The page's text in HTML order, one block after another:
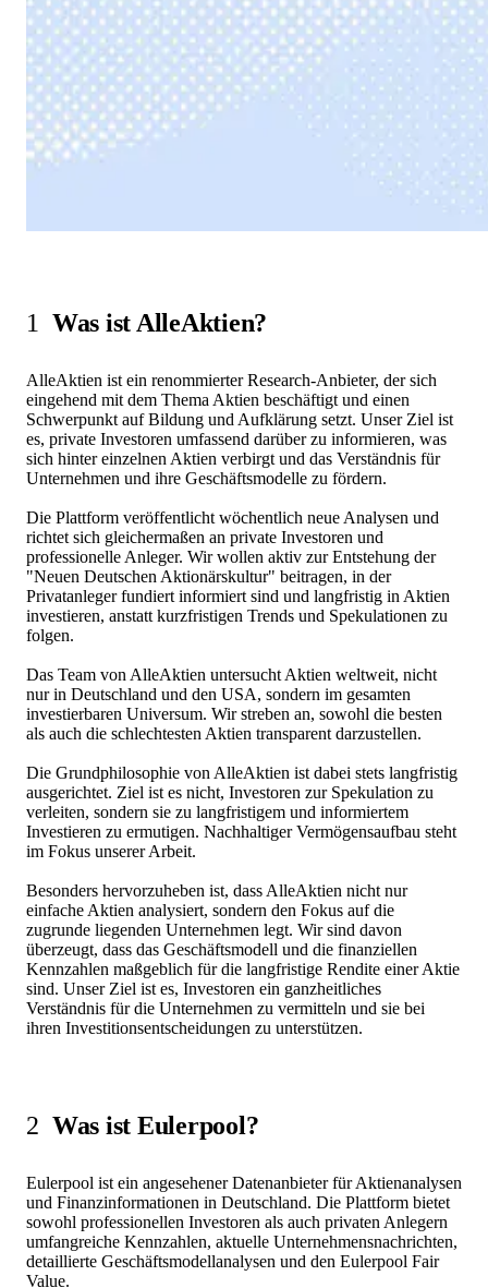
1 Was ist AlleAktien?
AlleAktien ist ein renommierter Research-Anbieter, der sich
eingehend mit dem Thema Aktien beschäftigt und einen
Schwerpunkt auf Bildung und Aufklärung setzt. Unser Ziel ist
es, private Investoren umfassend darüber zu informieren, was
sich hinter einzelnen Aktien verbirgt und das Verständnis für
Unternehmen und ihre Geschäftsmodelle zu fördern.
Die Plattform veröffentlicht wöchentlich neue Analysen und
richtet sich gleichermaßen an private Investoren und
professionelle Anleger. Wir wollen aktiv zur Entstehung der
"Neuen Deutschen Aktionärskultur" beitragen, in der
Privatanleger fundiert informiert sind und langfristig in Aktien
investieren, anstatt kurzfristigen Trends und Spekulationen zu
folgen.
Das Team von AlleAktien untersucht Aktien weltweit, nicht
nur in Deutschland und den USA, sondern im gesamten
investierbaren Universum. Wir streben an, sowohl die besten
als auch die schlechtesten Aktien transparent darzustellen.
Die Grundphilosophie von AlleAktien ist dabei stets langfristig
ausgerichtet. Ziel ist es nicht, Investoren zur Spekulation zu
verleiten, sondern sie zu langfristigem und informiertem
Investieren zu ermutigen. Nachhaltiger Vermögensaufbau steht
im Fokus unserer Arbeit.
Besonders hervorzuheben ist, dass AlleAktien nicht nur
einfache Aktien analysiert, sondern den Fokus auf die
zugrunde liegenden Unternehmen legt. Wir sind davon
überzeugt, dass das Geschäftsmodell und die finanziellen
Kennzahlen maßgeblich für die langfristige Rendite einer Aktie
sind. Unser Ziel ist es, Investoren ein ganzheitliches
Verständnis für die Unternehmen zu vermitteln und sie bei
ihren Investitionsentscheidungen zu unterstützen.
2 Was ist Eulerpool?
Eulerpool ist ein angesehener Datenanbieter für Aktienanalysen
und Finanzinformationen in Deutschland. Die Plattform bietet
sowohl professionellen Investoren als auch privaten Anlegern
umfangreiche Kennzahlen, aktuelle Unternehmensnachrichten,
detaillierte Geschäftsmodellanalysen und den Eulerpool Fair
Value.